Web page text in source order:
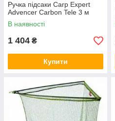
Ручка підсаки Carp Expert
Advencer Carbon Tele 3 м
В наявності
1 404 ₴
Купити